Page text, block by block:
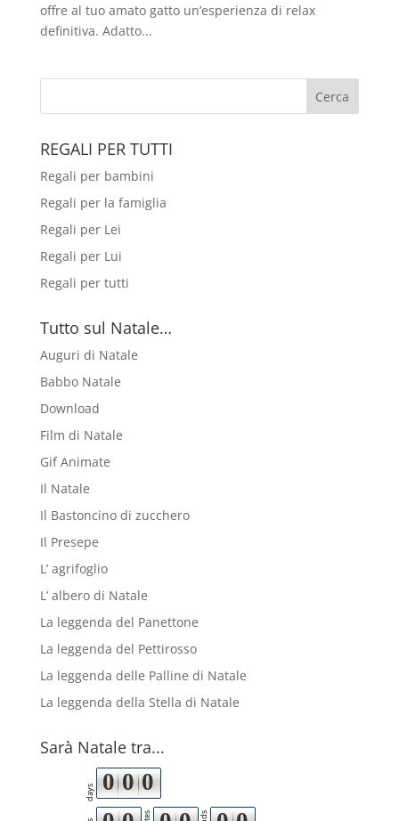
offre al tuo amato gatto un’esperienza di relax
definitiva. Adatto...
REGALI PER TUTTI
Regali per bambini
Regali per la famiglia
Regali per Lei
Regali per Lui
Regali per tutti
Tutto sul Natale…
Auguri di Natale
Babbo Natale
Download
Film di Natale
Gif Animate
Il Natale
Il Bastoncino di zucchero
Il Presepe
L’ agrifoglio
L’ albero di Natale
La leggenda del Panettone
La leggenda del Pettirosso
La leggenda delle Palline di Natale
La leggenda della Stella di Natale
Sarà Natale tra...
days 0 0 0